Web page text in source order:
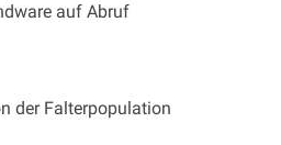
auf Abruf
der Falterpopulation